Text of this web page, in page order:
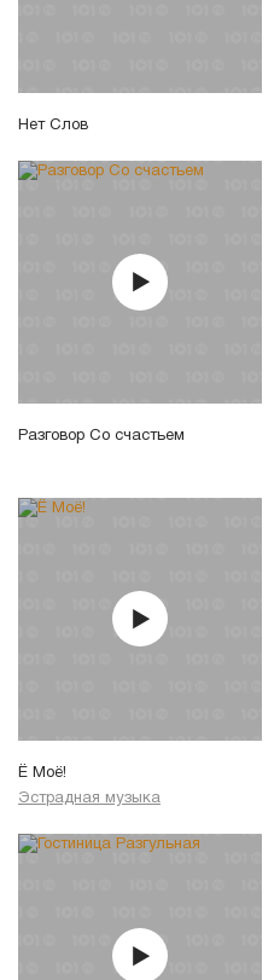
Нет Слов
Разговор Со счастьем
Ё Моё!
Эстрадная музыка